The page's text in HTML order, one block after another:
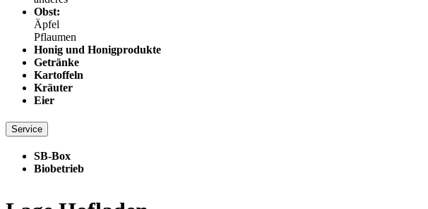
Obst:
Äpfel
Pflaumen
Honig und Honigprodukte
Getränke
Kartoffeln
Kräuter
Eier
Service
SB-Box
Biobetrieb